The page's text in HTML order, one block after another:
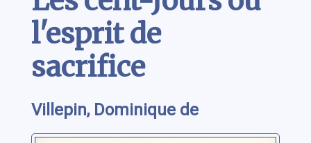
l'esprit de
sacrifice
Villepin, Dominique de